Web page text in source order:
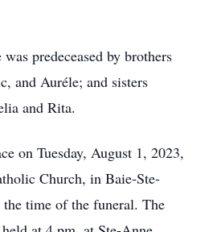
predeceased by brothers
and Auréle; and sisters
and Rita.
on Tuesday, August 1, 2023,
Church, in Baie-Ste-
time of the funeral. The